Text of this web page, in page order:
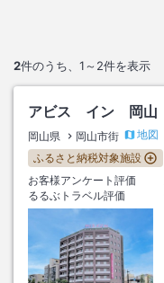
2件のうち、 1～2件を表示
アビス イン 岡山
岡山県 岡山市街
地図
ふるさと納税対象施設
お客様アンケート評価
るるぶトラベル評価